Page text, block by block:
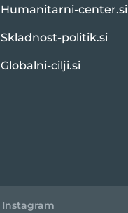
Humanitarni-center.si
Skladnost-politik.si
Globalni-cilji.si
Instagram